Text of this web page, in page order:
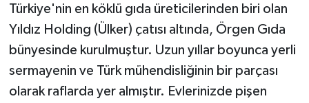
Türkiye'nin en köklü gıda üreticilerinden biri olan
Yıldız Holding (Ülker) çatısı altında, Örgen Gıda
bünyesinde kurulmuştur. Uzun yıllar boyunca yerli
sermayenin ve Türk mühendisliğinin bir parçası
olarak raflarda yer almıştır. Evlerinizde pişen